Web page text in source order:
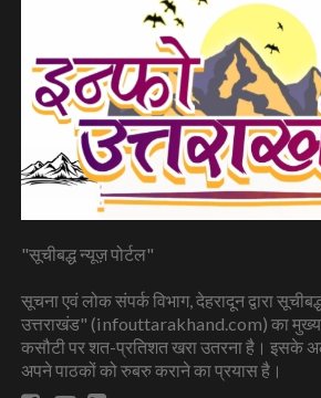
"सूचीबद्ध न्यूज़ पोर्टल"
सूचना एवं लोक संपर्क विभाग, देहरादून द्वारा
उत्तराखंड" (infouttarakhand.com) का मुख्य
कसौटी पर शत-प्रतिशत खरा उतरना है। इसके
अपने पाठकों को रुबरु कराने का प्रयास है।